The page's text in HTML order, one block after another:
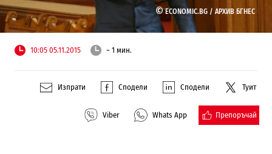
©ECONOMIC.BG / АРХИВ БГНЕС
10:05 05.11.2015 ~ 1 мин.
Изпрати Сподели Сподели Туит
Viber Whats App Препоръчай